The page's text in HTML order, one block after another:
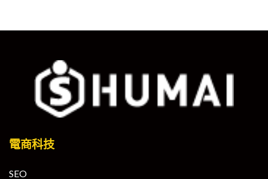
電商科技
SEO